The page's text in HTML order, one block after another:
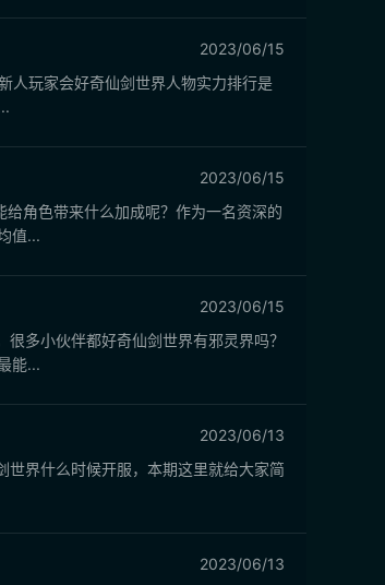
2023/06/15
人玩家会好奇仙剑世界人物实力排行是
2023/06/15
角色带来什么加成呢？作为一名资深的
值...
2023/06/15
多小伙伴都好奇仙剑世界有邪灵界吗？
能...
2023/06/13
界什么时候开服，本期这里就给大家简
2023/06/13